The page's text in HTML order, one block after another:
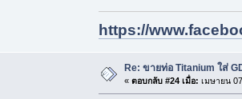
https://
Re: ขายท่อ Titanium ใส่
« ตอบกลับ #24 เมื่อ: เมษายน